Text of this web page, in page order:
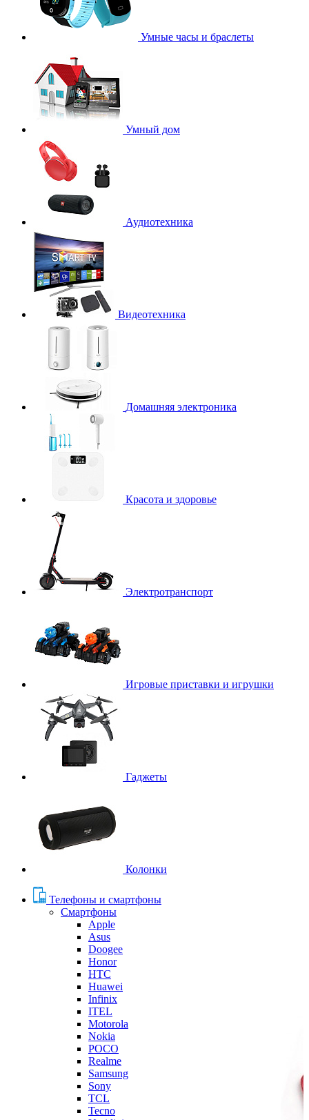
Умные часы и браслеты
Умный дом
Аудиотехника
Видеотехника
Домашняя электроника
Красота и здоровье
Электротранспорт
Игровые приставки и игрушки
Гаджеты
Колонки
Телефоны и смартфоны
Смартфоны
Apple
Asus
Doogee
Honor
HTC
Huawei
Infinix
ITEL
Motorola
Nokia
POCO
Realme
Samsung
Sony
TCL
Tecno